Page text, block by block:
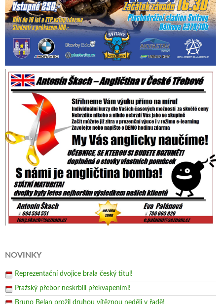
NOVINKY
Reprezentační dvojice brala český titul!
Pražský přebor neskrblil překvapeními!
Bruno Belan prožil druhou vítěznou neděli v řadě!